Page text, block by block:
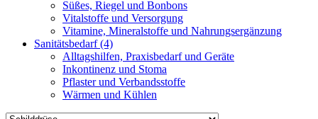
Süßes, Riegel und Bonbons
Vitalstoffe und Versorgung
Vitamine, Mineralstoffe und Nahrungsergänzung
Sanitätsbedarf(4)
Alltagshilfen, Praxisbedarf und Geräte
Inkontinenz und Stoma
Pflaster und Verbandsstoffe
Wärmen und Kühlen